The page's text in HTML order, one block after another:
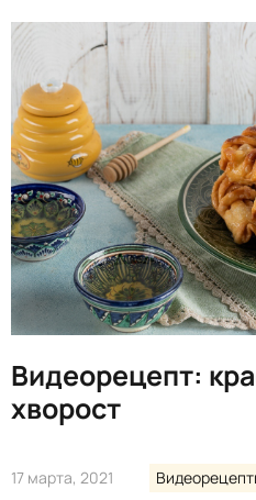
Видеорецепт:
хворост
17 марта, 2021